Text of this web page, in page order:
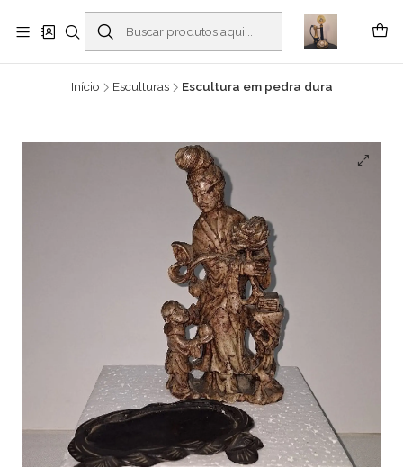
Buscantiguidades - Leilões. Colecionismo e antiguidades em Viana do
Castelo -
Leia mais
Início Esculturas Escultura em pedra dura